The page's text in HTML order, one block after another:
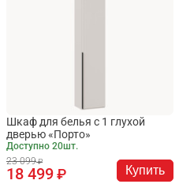
Шкаф для белья с 1 глухой
дверью «Порто»
Доступно 20шт.
23 099
18 499 Купить